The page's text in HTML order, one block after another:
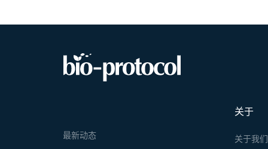
关于
关于我们
最新动态